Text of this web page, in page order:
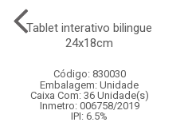
Tablet interativo bilingue
24x18cm
Código: 830030
Embalagem: Unidade
Caixa Com: 36 Unidade(s)
Inmetro: 006758/2019
IPI: 6.5%